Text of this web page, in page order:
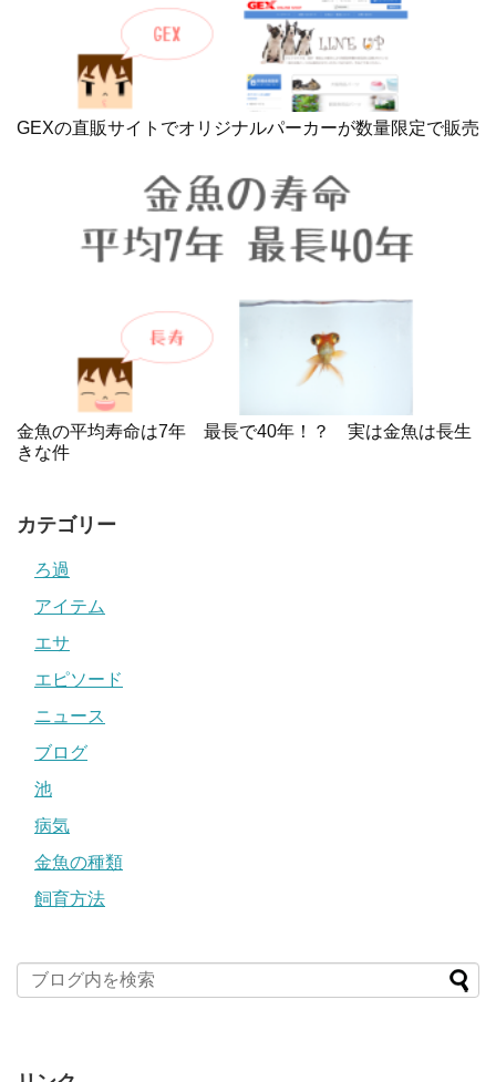
GEXの直販サイトでオリジナルパーカーが数量限定で販売
金魚の平均寿命は7年 最長で40年！？ 実は金魚は長生
きな件
カテゴリー
ろ過
アイテム
エサ
エピソード
ニュース
ブログ
池
病気
金魚の種類
飼育方法